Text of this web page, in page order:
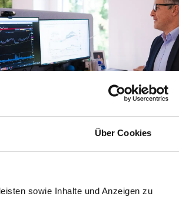
Über Cookies
sowie Inhalte und Anzeigen zu